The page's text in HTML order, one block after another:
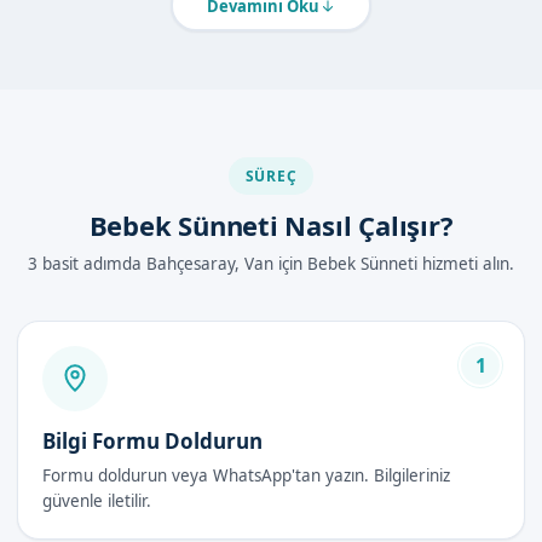
Van Bahçesaray'de Bebek Sünneti Nasıl
Lokal anestezi uygulaması
Sünnet derisinin cerrahi olarak entferilmesi
Yerel anestezi altında yapılır
gerçekleştirilir
Bebeğinizin sağlığı ve güvenliği için en iyi yöntem
Devamını Oku
SÜREÇ
Bebek Sünneti Nasıl Çalışır?
3 basit adımda Bahçesaray, Van için Bebek Sünneti hizmeti alın.
1
Bilgi Formu Doldurun
Formu doldurun veya WhatsApp'tan yazın. Bilgileriniz
güvenle iletilir.